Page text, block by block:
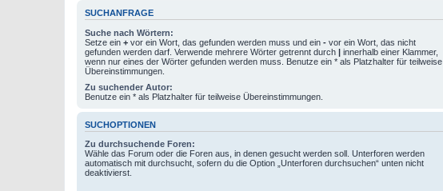
SUCHANFRAGE
Suche nach Wörtern:
Setze ein + vor ein Wort, das gefunden werden muss und ein - vor ein Wort, das nicht
gefunden werden darf. Verwende mehrere Wörter getrennt durch | innerhalb einer Klammer,
wenn nur eines der Wörter gefunden werden muss. Benutze ein * als Platzhalter für teilweise
Übereinstimmungen.
Zu suchender Autor:
Benutze ein * als Platzhalter für teilweise Übereinstimmungen.
SUCHOPTIONEN
Zu durchsuchende Foren:
Wähle das Forum oder die Foren aus, in denen gesucht werden soll. Unterforen werden
automatisch mit durchsucht, sofern du die Option „Unterforen durchsuchen“ unten nicht
deaktivierst.